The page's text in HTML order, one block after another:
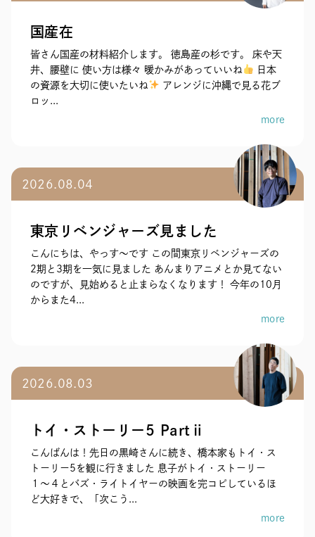
国産在
皆さん国産の材料紹介します。 徳島産の杉です。 床や天
井、腰壁に 使い方は様々 暖かみがあっていいね
日本
の資源を大切に使いたいね
アレンジに沖縄で見る花ブ
ロッ...
more
2026.08.04
東京リベンジャーズ見ました
こんにちは、やっす〜です この間東京リベンジャーズの
2期と3期を一気に見ました あんまりアニメとか見てない
のですが、見始めると止まらなくなります！ 今年の10月
からまた4...
more
2026.08.03
トイ・ストーリー5 Partⅱ
こんばんは！先日の黒崎さんに続き、橋本家もトイ・ス
トーリー5を観に行きました 息子がトイ・ストーリー
１〜４とバズ・ライトイヤーの映画を完コピしているほ
ど大好きで、「次こう...
more